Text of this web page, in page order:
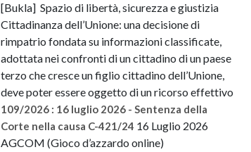
[Bukla] Spazio di libertà, sicurezza e giustizia
Cittadinanza dell’Unione: una decisione di
rimpatrio fondata su informazioni classificate,
adottata nei confronti di un cittadino di un paese
terzo che cresce un figlio cittadino dell’Unione,
deve poter essere oggetto di un ricorso effettivo
109/2026 : 16 luglio 2026 - Sentenza della
Corte nella causa C-421/24 16 Luglio 2026
AGCOM (Gioco d’azzardo online)